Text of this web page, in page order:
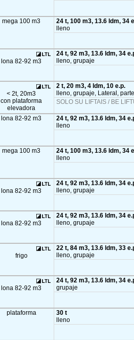
mega 100 m3
24 t, 100 m3, 13.6 ldm, 34
lleno
lona 82-92 m3
24 t, 92 m3, 13.6 ldm, 34
lleno, grupaje
< 2t, 20m3
con plataforma
elevadora
2 t, 20 m3, 4 ldm, 10 e.p.
lleno, grupaje, Lateral,
SOLO SU LIFTAIS / BE
lona 82-92 m3
24 t, 92 m3, 13.6 ldm, 34
lleno
mega 100 m3
24 t, 100 m3, 13.6 ldm, 34
lleno
lona 82-92 m3
24 t, 92 m3, 13.6 ldm, 34
lleno, grupaje
lona 82-92 m3
24 t, 92 m3, 13.6 ldm, 34
lleno, grupaje
frigo
22 t, 84 m3, 13.6 ldm, 33
lleno, grupaje
lona 82-92 m3
24 t, 92 m3, 13.6 ldm, 34
grupaje
plataforma
30 t
lleno